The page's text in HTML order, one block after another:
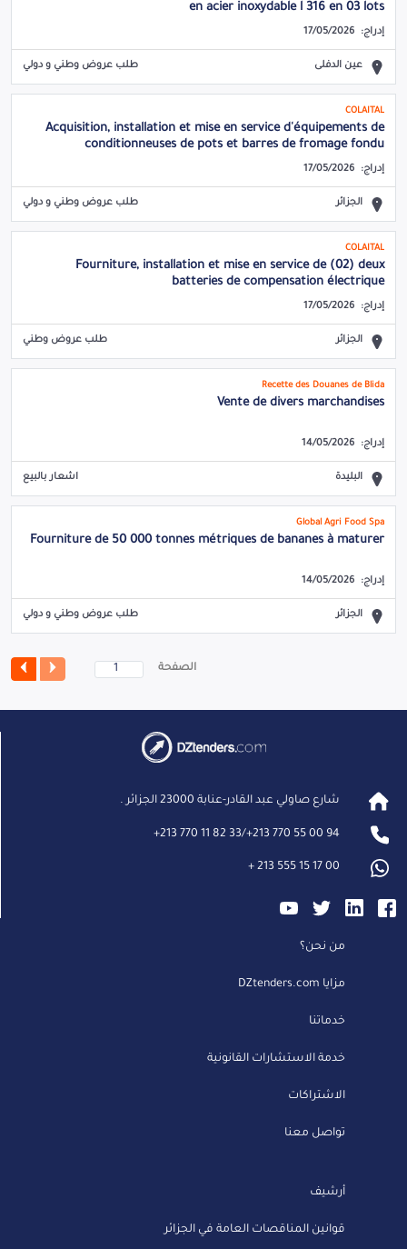
en acier inoxydable l 316 en 03 lots
إدراج: 17/05/2026
عين الدفلى طلب عروض وطني و دولي
COLAITAL
Acquisition, installation et mise en service d'équipements de
conditionneuses de pots et barres de fromage fondu
إدراج: 17/05/2026
الجزائر طلب عروض وطني و دولي
COLAITAL
Fourniture, installation et mise en service de (02) deux
batteries de compensation électrique
إدراج: 17/05/2026
الجزائر طلب عروض وطني
Recette des Douanes de Blida
Vente de divers marchandises
إدراج: 14/05/2026
البليدة اشعار بالبيع
Global Agri Food Spa
Fourniture de 50 000 tonnes métriques de bananes à maturer
إدراج: 14/05/2026
الجزائر طلب عروض وطني و دولي
الصفحة
شارع صاولي عبد القادر-عنابة 23000 الجزائر .
+213 770 55 00 94
/
+213 770 11 82 33
+ 213 555 15 17 00
من نحن؟
مزايا DZtenders.com
خدماتنا
خدمة الاستشارات القانونية
الاشتراكات
تواصل معنا
أرشيف
قوانين المناقصات العامة في الجزائر